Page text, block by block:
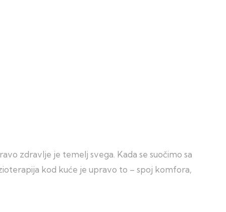
zdravlje je temelj svega. Kada se suočimo sa
kod kuće je upravo to – spoj komfora,